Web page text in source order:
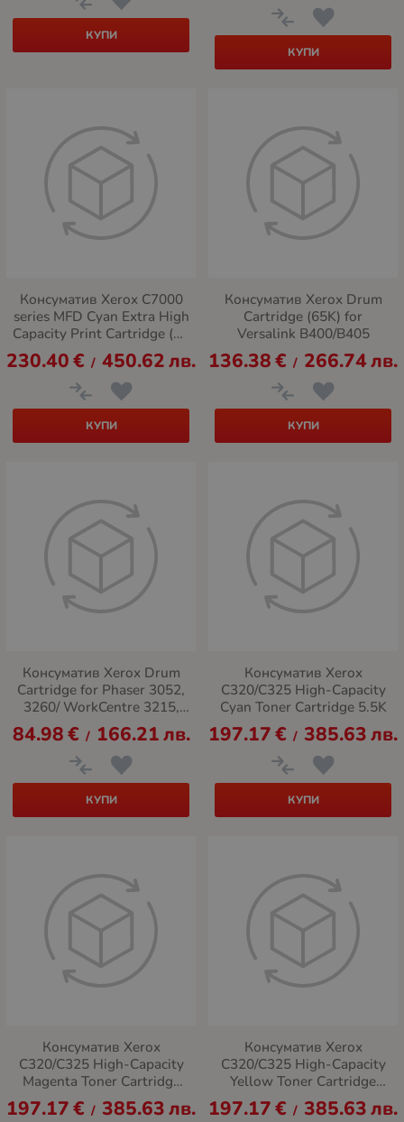
КУПИ
КУПИ
Консуматив Xerox C7000
series MFD Cyan Extra High
Capacity Print Cartridge (16
500)
230.40€ / 450.62лв.
КУПИ
Консуматив Xerox Drum
Cartridge (65K) for
Versalink B400/B405
136.38€ / 266.74лв.
КУПИ
Консуматив Xerox Drum
Cartridge for Phaser 3052,
3260/ WorkCentre 3215,
3225 (10 000 pages)
84.98€ / 166.21лв.
КУПИ
Консуматив Xerox
C320/C325 High-Capacity
Cyan Toner Cartridge 5.5K
197.17€ / 385.63лв.
КУПИ
Консуматив Xerox
C320/C325 High-Capacity
Magenta Toner Cartridge
5.5K
197.17€ / 385.63лв.
Консуматив Xerox
C320/C325 High-Capacity
Yellow Toner Cartridge
5.5K
197.17€ / 385.63лв.